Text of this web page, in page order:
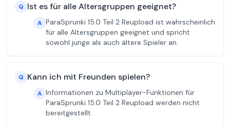
Q Ist es für alle Altersgruppen geeignet?
A ParaSprunki 15.0 Teil 2 Reupload ist wahrscheinlich
für alle Altersgruppen geeignet und spricht
sowohl junge als auch ältere Spieler an.
Q Kann ich mit Freunden spielen?
A Informationen zu Multiplayer-Funktionen für
ParaSprunki 15.0 Teil 2 Reupload werden nicht
bereitgestellt.